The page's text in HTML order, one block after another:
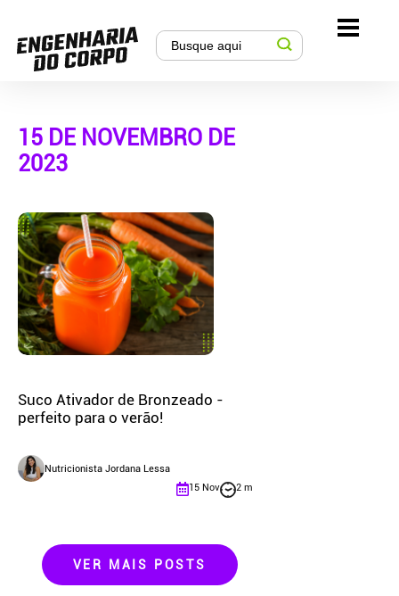
15 DE NOVEMBRO DE
2023
Suco Ativador de Bronzeado -
perfeito para o verão!
Nutricionista Jordana Lessa
15 Nov
2 m
VER MAIS POSTS